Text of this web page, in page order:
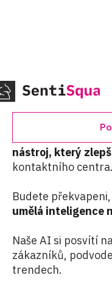
Analytika
nástroj, který
kontaktního centra.
Budete překvapeni,
umělá inteligence
Naše AI si posvítí
zákazníků,
trendech.